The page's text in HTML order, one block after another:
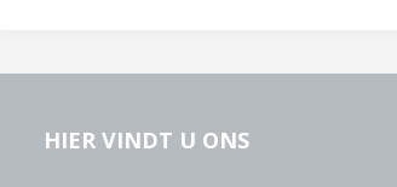
HIER VINDT U ONS